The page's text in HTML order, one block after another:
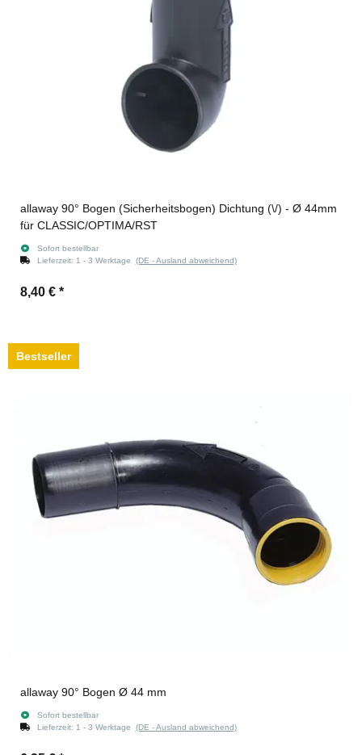
allaway 90° Bogen (Sicherheitsbogen) Dichtung (\/) - Ø 44mm
für CLASSIC/OPTIMA/RST
Sofort bestellbar
Lieferzeit: 1 - 3 Werktage (DE - Ausland abweichend)
8,40 € *
Bestseller
allaway 90° Bogen Ø 44 mm
Sofort bestellbar
Lieferzeit: 1 - 3 Werktage (DE - Ausland abweichend)